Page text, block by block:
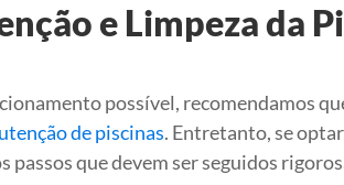
e Limpeza da
possível, recomendamos
de piscinas. Entretanto, se
que devem ser seguidos